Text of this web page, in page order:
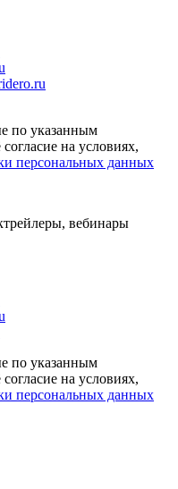
по указанным
на условиях,
персональных данных
вебинары
по указанным
на условиях,
персональных данных